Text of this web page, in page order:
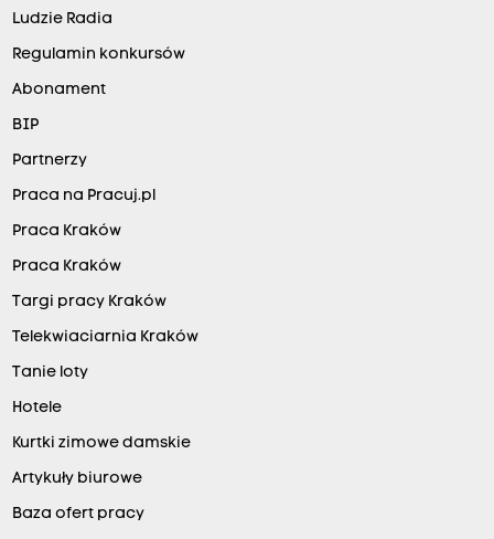
Ludzie Radia
Regulamin konkursów
Abonament
BIP
Partnerzy
Praca na Pracuj.pl
Praca Kraków
Praca Kraków
Targi pracy Kraków
Telekwiaciarnia Kraków
Tanie loty
Hotele
Kurtki zimowe damskie
Artykuły biurowe
Baza ofert pracy